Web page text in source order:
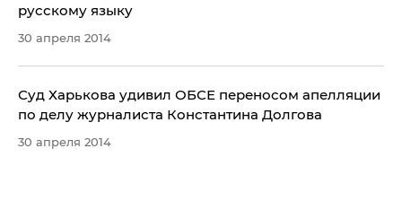
русскому языку
30 апреля 2014
Суд Харькова удивил ОБСЕ переносом апелляции
по делу журналиста Константина Долгова
30 апреля 2014